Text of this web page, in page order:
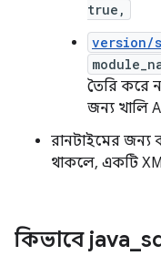
true,
version/
তৈরি করে
জন্য খালি
রানটাইমের জন্য
থাকলে, একটি
কিভাবে java